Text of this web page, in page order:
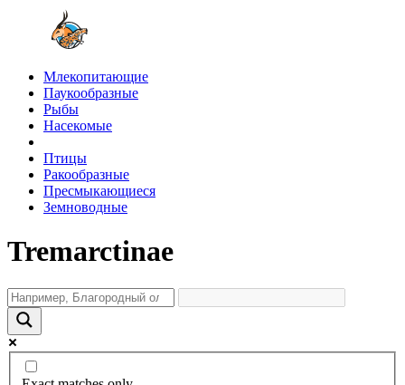
Млекопитающие
Паукообразные
Рыбы
Насекомые
Птицы
Ракообразные
Пресмыкающиеся
Земноводные
Tremarctinae